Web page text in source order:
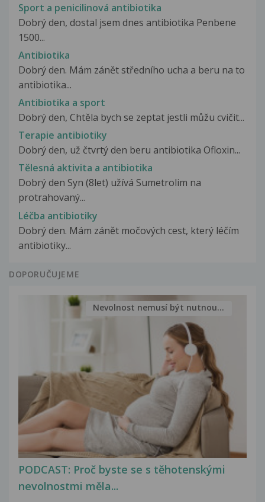
Sport a penicilinová antibiotika
Dobrý den, dostal jsem dnes antibiotika Penbene
1500...
Antibiotika
Dobrý den. Mám zánět středního ucha a beru na to
antibiotika...
Antibiotika a sport
Dobrý den, Chtěla bych se zeptat jestli můžu cvičit...
Terapie antibiotiky
Dobrý den, už čtvrtý den beru antibiotika Ofloxin...
Tělesná aktivita a antibiotika
Dobrý den Syn (8let) užívá Sumetrolim na
protrahovaný...
Léčba antibiotiky
Dobrý den. Mám zánět močových cest, který léčím
antibiotiky...
DOPORUČUJEME
PODCAST: Proč byste se s těhotenskými
nevolnostmi měla...
Nevolnost nemusí být nutnou...